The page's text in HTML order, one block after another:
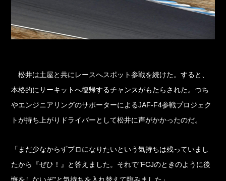
松井は土屋と共にレースへスポット参戦を続けた。すると、
本格的にサーキットへ復帰するチャンスがもたらされた。つち
やエンジニアリングのサポーターによるJAF-F4参戦プロジェク
トが持ち上がりドライバーとして松井に声がかかったのだ。
「まだ少なからずプロになりたいという気持ちは残っていまし
たから『ぜひ！』と答えました。それで"FCJのときのように後